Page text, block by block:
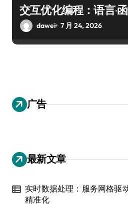
交互优化编程：语言·
dawei 7 月 24, 2026
广告
最新文章
实时数据处理：服务网格驱
精准化